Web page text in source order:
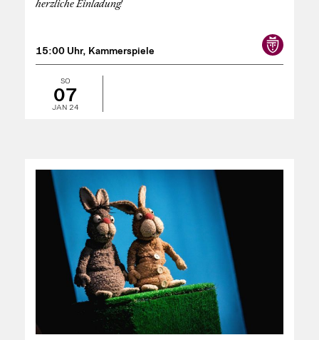
herzliche Einladung!
15:00 Uhr, Kammerspiele
SO
07
JAN 24